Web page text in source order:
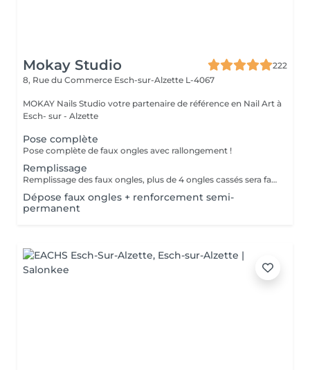
Mokay Studio
222
8, Rue du Commerce Esch-sur-Alzette L-4067
MOKAY Nails Studio votre partenaire de référence en Nail Art à
Esch- sur - Alzette
Pose complète
Pose complète de faux ongles avec rallongement !
Remplissage
Remplissage des faux ongles, plus de 4 ongles cassés sera facturé une nouvelle pose !Le remplissage doit être effectué dans les 4 semaines à compter du jour de la pose, les 4 semaines dépassées vous sera facturé un supplément de 10€! Tout changement de format vous sera également facturé !
Dépose faux ongles + renforcement semi-
permanent